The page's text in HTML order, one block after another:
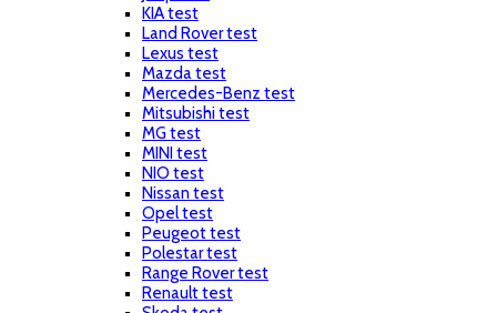
KIA test
Land Rover test
Lexus test
Mazda test
Mercedes-Benz test
Mitsubishi test
MG test
MINI test
NIO test
Nissan test
Opel test
Peugeot test
Polestar test
Range Rover test
Renault test